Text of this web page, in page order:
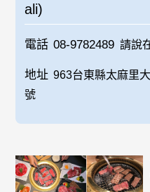
ali)
電話 08-9782489 請說
地址 963台東縣太麻里
號